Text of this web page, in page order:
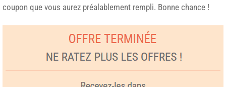
coupon que vous aurez préalablement rempli. Bonne chance !